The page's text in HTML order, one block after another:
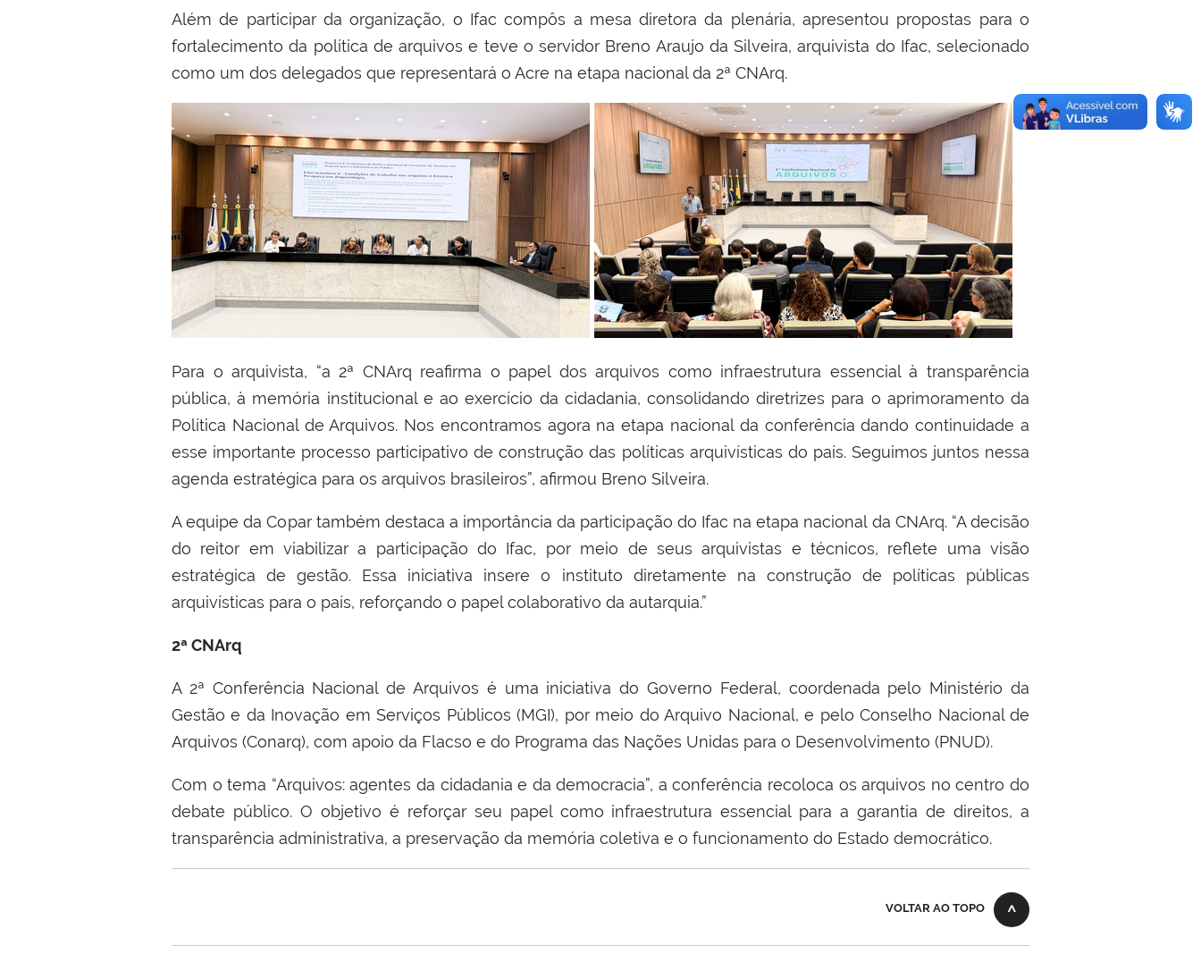
Além de participar da organização, o Ifac compôs a mesa diretora da plenária, apresentou propostas para o
fortalecimento da política de arquivos e teve o servidor Breno Araujo da Silveira, arquivista do Ifac, selecionado
como um dos delegados que representará o Acre na etapa nacional da 2ª CNArq.
Para o arquivista, “a 2ª CNArq reafirma o papel dos arquivos como infraestrutura essencial à transparência
pública, à memória institucional e ao exercício da cidadania, consolidando diretrizes para o aprimoramento da
Política Nacional de Arquivos. Nos encontramos agora na etapa nacional da conferência dando continuidade a
esse importante processo participativo de construção das políticas arquivísticas do país. Seguimos juntos nessa
agenda estratégica para os arquivos brasileiros”, afirmou Breno Silveira.
A equipe da Copar também destaca a importância da participação do Ifac na etapa nacional da CNArq. “A decisão
do reitor em viabilizar a participação do Ifac, por meio de seus arquivistas e técnicos, reflete uma visão
estratégica de gestão. Essa iniciativa insere o instituto diretamente na construção de políticas públicas
arquivísticas para o país, reforçando o papel colaborativo da autarquia.”
2ª CNArq
A 2ª Conferência Nacional de Arquivos é uma iniciativa do Governo Federal, coordenada pelo Ministério da
Gestão e da Inovação em Serviços Públicos (MGI), por meio do Arquivo Nacional, e pelo Conselho Nacional de
Arquivos (Conarq), com apoio da Flacso e do Programa das Nações Unidas para o Desenvolvimento (PNUD).
Com o tema “Arquivos: agentes da cidadania e da democracia”, a conferência recoloca os arquivos no centro do
debate público. O objetivo é reforçar seu papel como infraestrutura essencial para a garantia de direitos, a
transparência administrativa, a preservação da memória coletiva e o funcionamento do Estado democrático.
VOLTAR AO TOPO